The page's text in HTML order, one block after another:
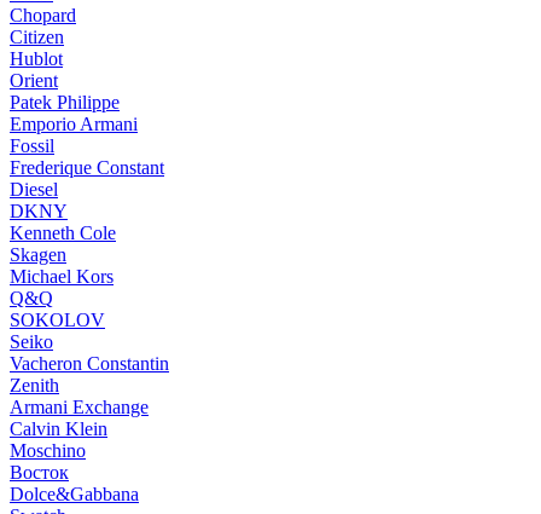
Chopard
Citizen
Hublot
Orient
Patek Philippe
Emporio Armani
Fossil
Frederique Constant
Diesel
DKNY
Kenneth Cole
Skagen
Michael Kors
Q&Q
SOKOLOV
Seiko
Vacheron Constantin
Zenith
Armani Exchange
Calvin Klein
Moschino
Восток
Dolce&Gabbana